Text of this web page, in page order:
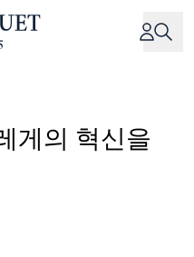
게의 혁신을